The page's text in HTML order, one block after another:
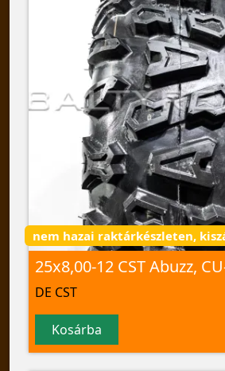
nem hazai raktárkészleten,
25x8,00-12 CST Abuzz,
DE CST
Kosárba